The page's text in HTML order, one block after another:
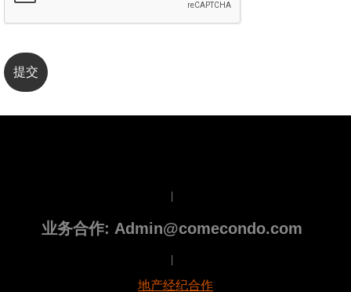
业务合作: Admin@comecondo.com
地产经纪合作